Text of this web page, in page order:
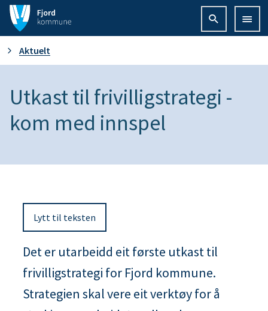
F
j
o
r
d
m
m
u
n
D
h
Aktuelt
Utkast til frivilligstrategi -
kom med innspel
Lytt til teksten
Det er utarbeidd eit første utkast til
frivilligstrategi for Fjord kommune.
Strategien skal vere eit verktøy for å